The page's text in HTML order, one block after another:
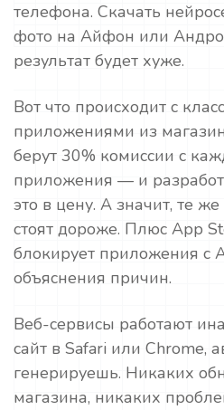
телефона. Скачать
фото на Айфон или
результат будет хуже.
Вот что происходит с
приложениями из
берут 30% комиссии с
приложения — и
это в цену. А значит, те
стоят дороже. Плюс App
блокирует приложения с
объяснения причин.
Веб-сервисы работают
сайт в Safari или Chrome,
генерируешь. Никаких
магазина, никаких